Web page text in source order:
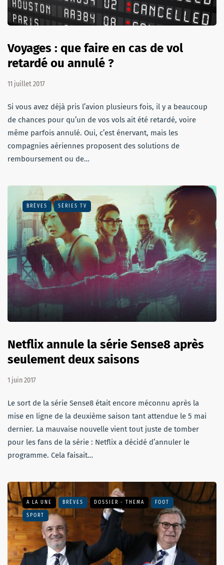
Voyages : que faire en cas de vol
retardé ou annulé ?
11 juillet 2017
Si vous avez déjà pris l’avion plusieurs fois, il y a beaucoup
de chances pour qu’un de vos vols ait été retardé, voire
même parfois annulé. Oui, c’est énervant, mais les
compagnies aériennes proposent des solutions de
remboursement ou de…
BRÈVES SÉRIES TV
Netflix annule la série Sense8 après
seulement deux saisons
1 juin 2017
Le sort de la série Sense8 était encore méconnu après la
mise en ligne de la deuxième saison tant attendue le 5 mai
dernier. La mauvaise nouvelle vient tout juste de tomber
pour les fans de la série : Netflix a décidé d’annuler le
programme. Cela faisait…
A LA UNE BRÈVES DOSSIER - THEMA FOOT
SPORT